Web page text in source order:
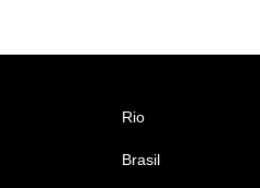
Rio
Brasil